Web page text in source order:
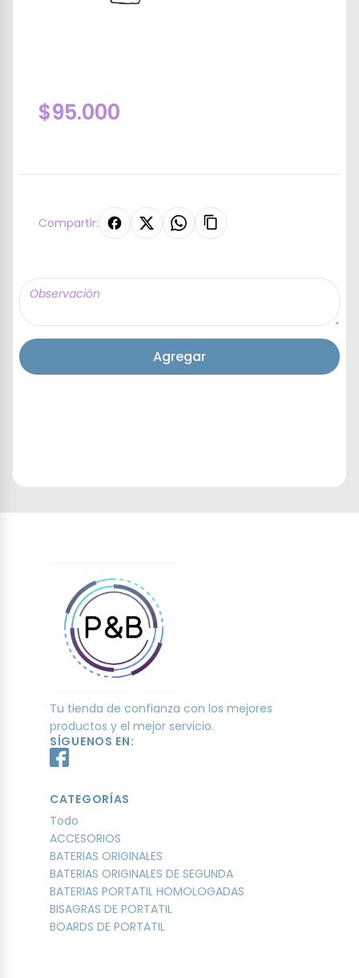
$95.000
Compartir:
Agregar
Tu tienda de confianza con los mejores
productos y el mejor servicio.
SÍGUENOS EN:
CATEGORÍAS
Todo
ACCESORIOS
BATERIAS ORIGINALES
BATERIAS ORIGINALES DE SEGUNDA
BATERIAS PORTATIL HOMOLOGADAS
BISAGRAS DE PORTATIL
BOARDS DE PORTATIL